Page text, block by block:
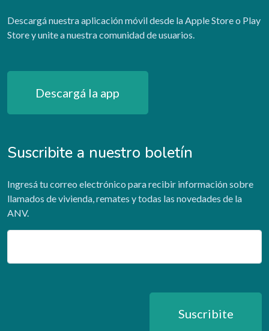
Descargá nuestra aplicación móvil desde la Apple Store o Play
Store y unite a nuestra comunidad de usuarios.
Descargá la app
Suscribite a nuestro boletín
Ingresá tu correo electrónico para recibir información sobre
llamados de vivienda, remates y todas las novedades de la
ANV.
Email
Suscribite